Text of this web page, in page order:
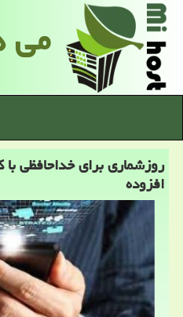
می
روزشماری برای خداحافظی
افزوده